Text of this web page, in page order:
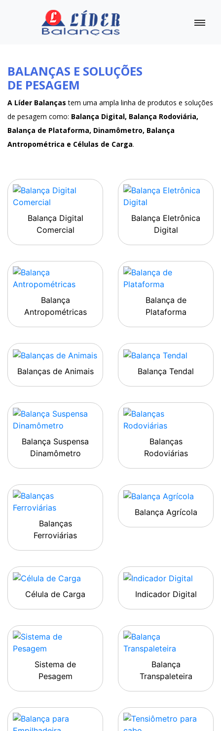
BALANÇAS E SOLUÇÕES
DE PESAGEM
A Líder Balanças tem uma ampla linha de produtos e soluções
de pesagem como: Balança Digital, Balança Rodoviária,
Balança de Plataforma, Dinamômetro, Balança
Antropométrica e Células de Carga.
Balança Digital
Comercial
Balança Eletrônica
Digital
Balança
Antropométricas
Balança de
Plataforma
Balanças de Animais Balança Tendal
Balança Suspensa
Dinamômetro
Balanças
Rodoviárias
Balanças
Ferroviárias
Balança Agrícola
Célula de Carga Indicador Digital
Sistema de
Pesagem
Balança
Transpaleteira